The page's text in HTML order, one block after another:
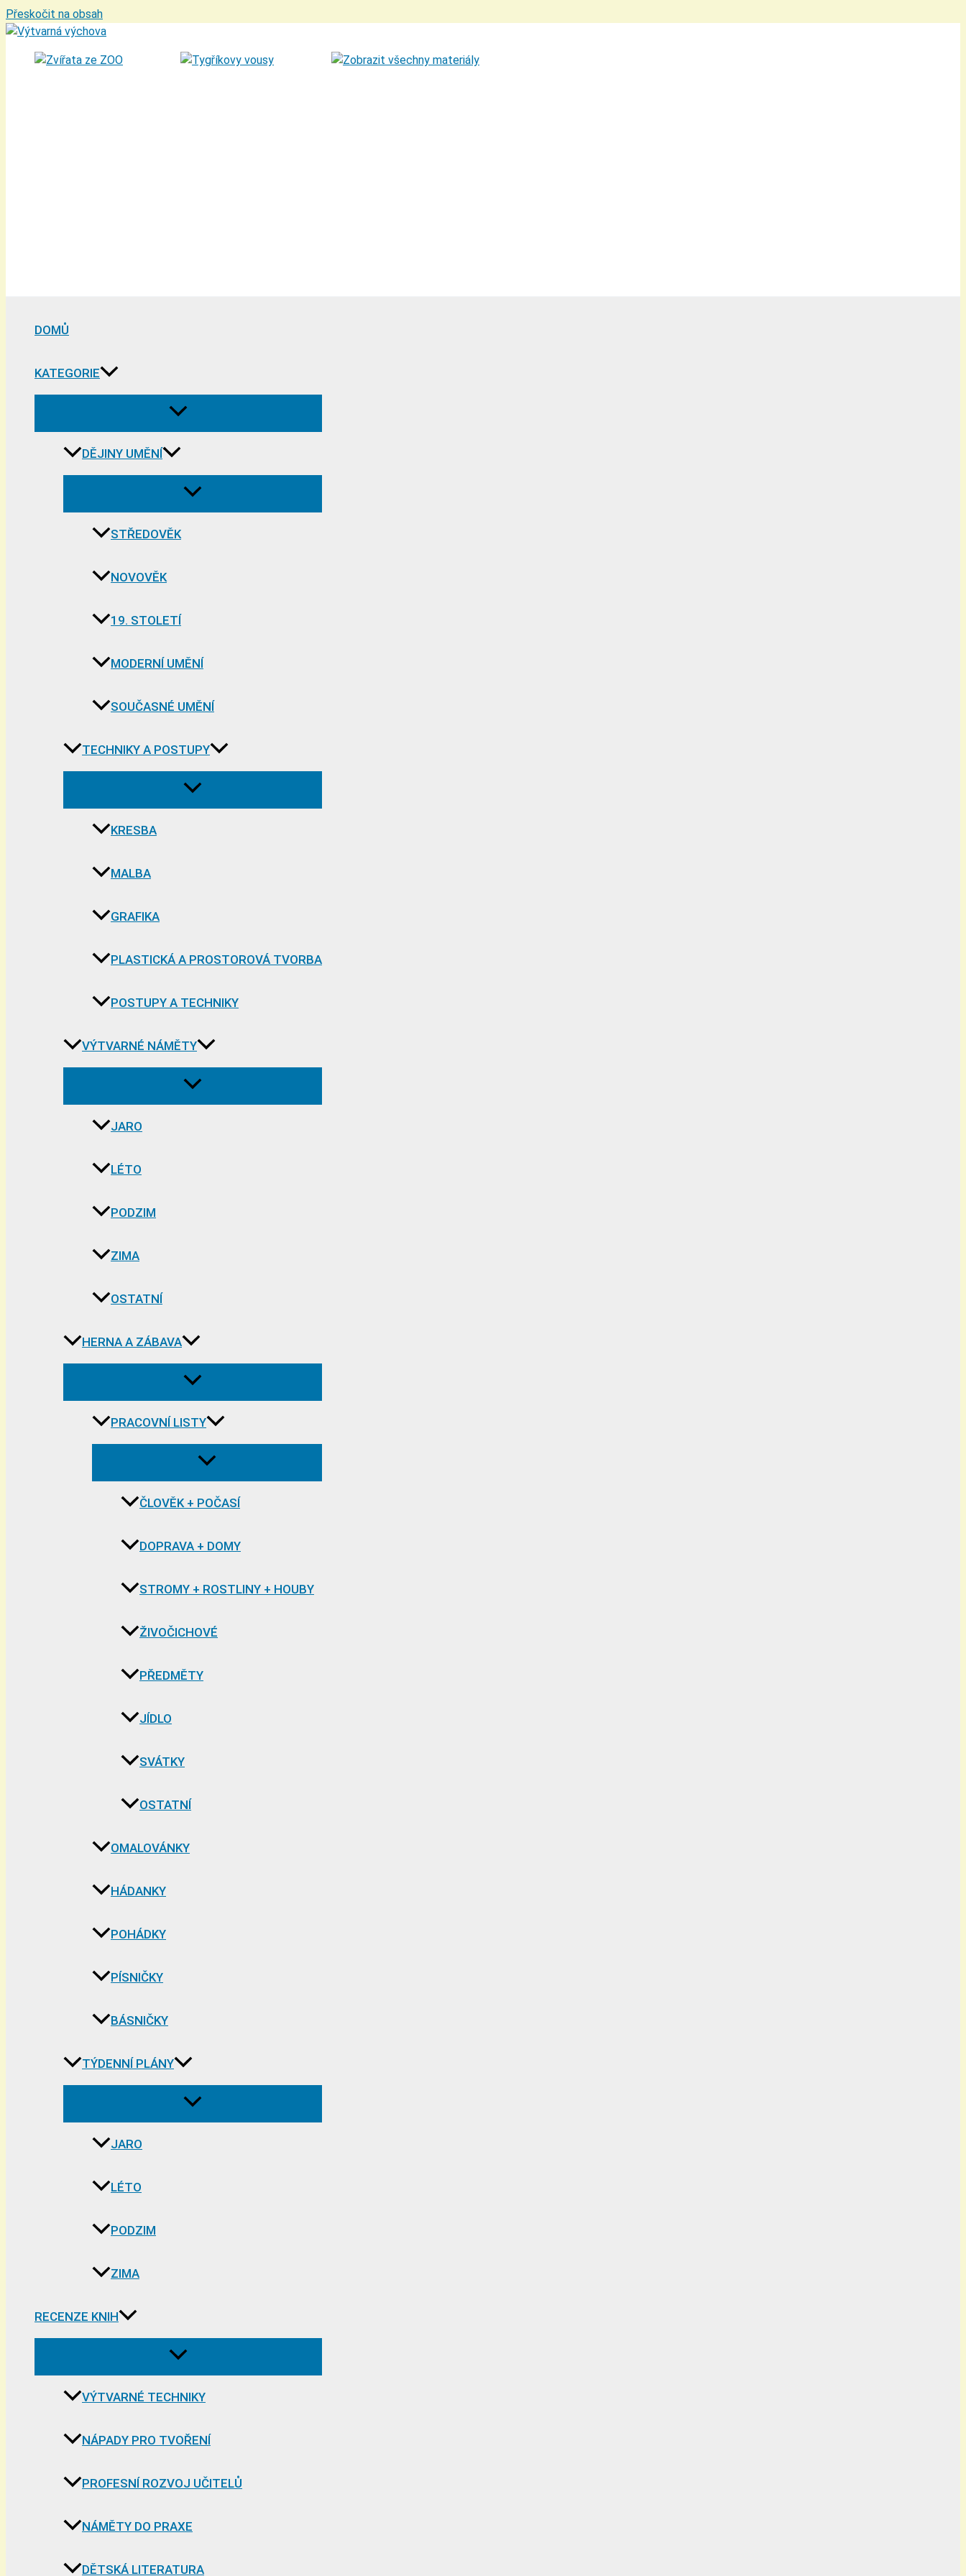
Přeskočit na obsah
DOMŮ
KATEGORIE
DĚJINY UMĚNÍ
STŘEDOVĚK
NOVOVĚK
19. STOLETÍ
MODERNÍ UMĚNÍ
SOUČASNÉ UMĚNÍ
TECHNIKY A POSTUPY
KRESBA
MALBA
GRAFIKA
PLASTICKÁ A PROSTOROVÁ TVORBA
POSTUPY A TECHNIKY
VÝTVARNÉ NÁMĚTY
JARO
LÉTO
PODZIM
ZIMA
OSTATNÍ
HERNA A ZÁBAVA
PRACOVNÍ LISTY
ČLOVĚK + POČASÍ
DOPRAVA + DOMY
STROMY + ROSTLINY + HOUBY
ŽIVOČICHOVÉ
PŘEDMĚTY
JÍDLO
SVÁTKY
OSTATNÍ
OMALOVÁNKY
HÁDANKY
POHÁDKY
PÍSNIČKY
BÁSNIČKY
TÝDENNÍ PLÁNY
JARO
LÉTO
PODZIM
ZIMA
RECENZE KNIH
VÝTVARNÉ TECHNIKY
NÁPADY PRO TVOŘENÍ
PROFESNÍ ROZVOJ UČITELŮ
NÁMĚTY DO PRAXE
DĚTSKÁ LITERATURA